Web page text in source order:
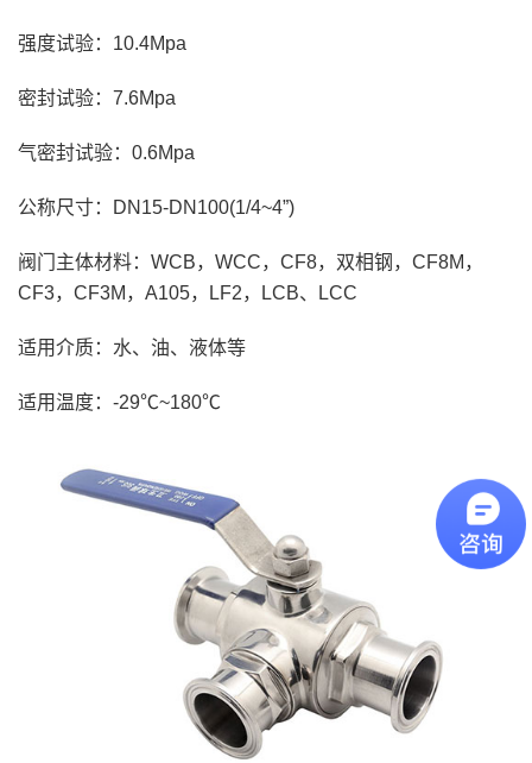
强度试验：10.4Mpa
密封试验：7.6Mpa
气密封试验：0.6Mpa
公称尺寸：DN15-DN100(1/4~4”)
阀门主体材料：WCB，WCC，CF8，双相钢，CF8M，
CF3，CF3M，A105，LF2，LCB、LCC
适用介质：水、油、液体等
适用温度：-29℃~180℃